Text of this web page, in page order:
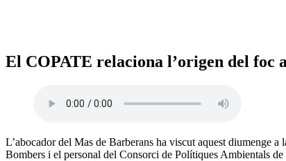
El COPATE relaciona l’origen del foc
L’abocador del Mas de Barberans ha viscut aquest diumenge
Bombers i el personal del Consorci de Polítiques Ambientals